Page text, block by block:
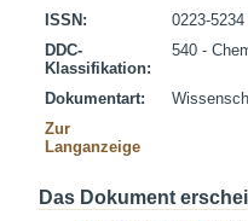
ISSN:
0223-5234
DDC-
Klassifikation:
540 -
Dokumentart:
Zur
Langanzeige
Das Dokument